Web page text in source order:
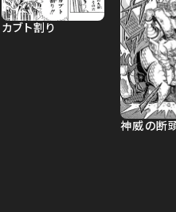
カブト割り
神威の断